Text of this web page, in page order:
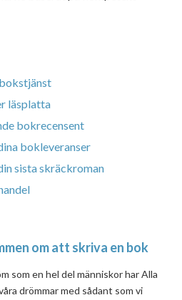
läsplatta
bokrecensent
bokleveranser
sista skräckroman
om att skriva en bok
som en hel del människor har Alla
drömmar med sådant som vi